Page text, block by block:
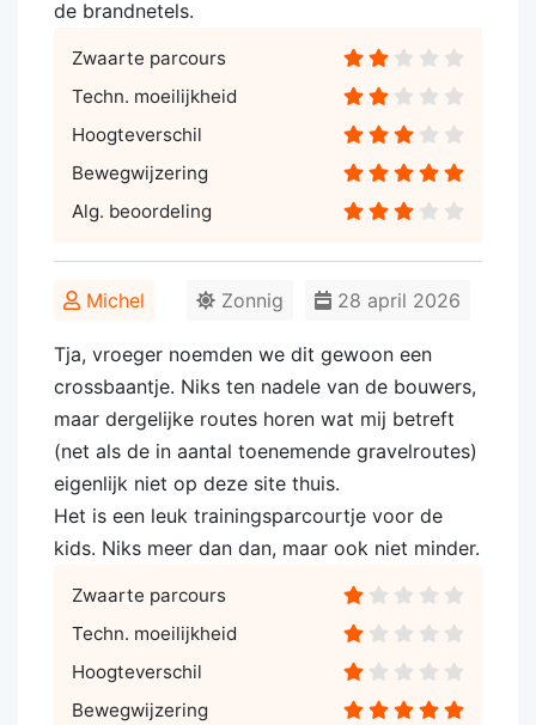
de brandnetels.
Zwaarte parcours
Techn. moeilijkheid
Hoogteverschil
Bewegwijzering
Alg. beoordeling
Michel 28 april 2026
Zonnig
Tja, vroeger noemden we dit gewoon een
crossbaantje. Niks ten nadele van de bouwers,
maar dergelijke routes horen wat mij betreft
(net als de in aantal toenemende gravelroutes)
eigenlijk niet op deze site thuis.
Het is een leuk trainingsparcourtje voor de
kids. Niks meer dan dan, maar ook niet minder.
Zwaarte parcours
Techn. moeilijkheid
Hoogteverschil
Bewegwijzering